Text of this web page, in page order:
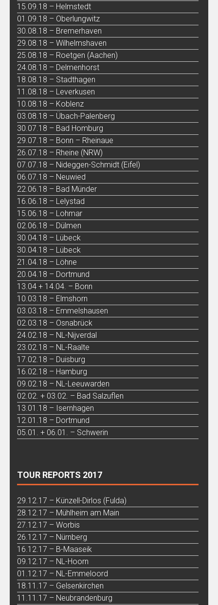
15.09.18 – Helmstedt
01.09.18 – Oberlungwitz
30.08.18 – Bremerhaven
29.08.18 – Wilhelmshaven
25.08.18 – Roetgen (Aachen)
24.08.18 – Delmenhorst
18.08.18 – Stadthagen
11.08.18 – Leverkusen
10.08.18 – Koblenz
03.08.18 – Übach-Palenberg
30.07.18 – Bad Homburg
29.07.18 – Bonn – Rheinaue
26.07.18 – Rheine (NRW)
07.07.18 – Nideggen-Schmidt (Eifel)
06.07.18 – Neuwied
22.06.18 – Bad Münder
16.06.18 – Lelystad
15.06.18 – Lohmar
02.06.18 – Dülmen
30.04.18 – Lübeck
30.04.18 – Lübeck
21.04.18 – Löhne
20.04.18 – Dortmund
13.04 + 14.04. – Bonn
10.03.18 – Elmshorn
03.03.18 – Emmelshausen
02.03.18 – Osnabrück
24.02.18 – NL-Nijverdal
23.02.18 – NL-Raalte
17.02.18 – Duisburg
16.02.18 – Hamburg
09.02.18 – NL-Leeuwarden
02.02. + 03.02. – Bad Salzuflen
13.01.18 – Isernhagen
12.01.18 – Dortmund
05.01. + 06.01. – Schwerin
TOUR REPORTS 2017
29.12.17 – Künzell-Dirlos (Fulda)
28.12.17 – Mühlheim am Main
27.12.17 – Worbis
26.12.17 – Nürnberg
16.12.17 – B-Maaseik
09.12.17 – NL-Hoorn
01.12.17 – NL-Emmeloord
18.11.17 – Gelsenkirchen
11.11.17 – Neubrandenburg